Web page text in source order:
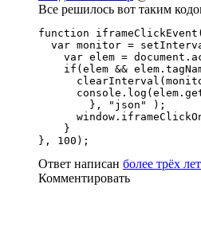
Все решилось вот таким
function
var monitor =
var elem =
if(elem &&
        }, "json" );
    }
}, 100);
Ответ написан более трёх
Комментировать